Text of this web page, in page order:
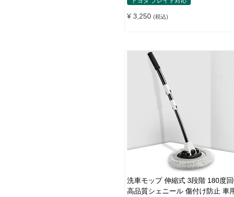
¥ 3,250 (税込)
洗車モップ 伸縮式 3段階 180度
高品質シェニール 傷付け防止 車